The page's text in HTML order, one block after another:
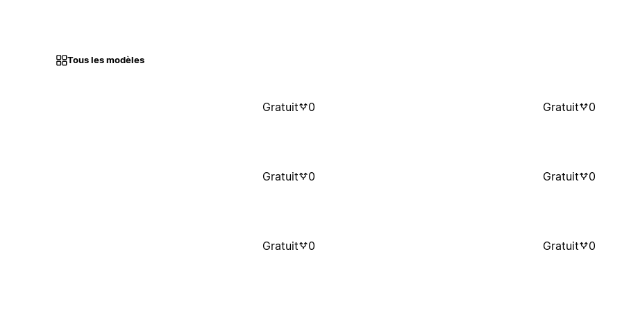
Tous les modèles
Gratuit 0 Gratuit 0
Gratuit 0 Gratuit 0
Gratuit 0 Gratuit 0